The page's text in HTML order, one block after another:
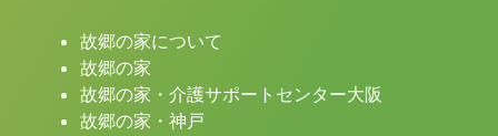
故郷の家について
故郷の家
故郷の家・介護サポートセンター大阪
故郷の家・神戸